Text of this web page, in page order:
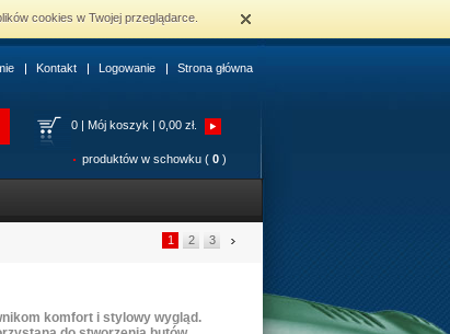
cookies w Twojej przeglądarce.
Kontakt Logowanie Strona główna
0 | Mój koszyk | 0,00 zł.
produktów w schowku ( 0 )
1 2 3
komfort i stylowy wygląd.